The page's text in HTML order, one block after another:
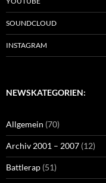
SOUNDCLOUD
INSTAGRAM
NEWSKATEGORIEN:
Allgemein (70)
Archiv 2001 – 2007 (12)
Battlerap (51)